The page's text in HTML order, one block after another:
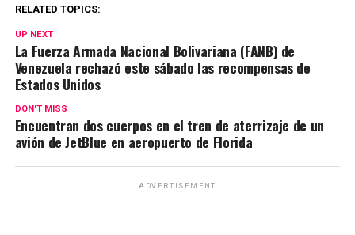
RELATED TOPICS:
UP NEXT
La Fuerza Armada Nacional Bolivariana (FANB) de
Venezuela rechazó este sábado las recompensas de
Estados Unidos
DON'T MISS
Encuentran dos cuerpos en el tren de aterrizaje de un
avión de JetBlue en aeropuerto de Florida
ADVERTISEMENT